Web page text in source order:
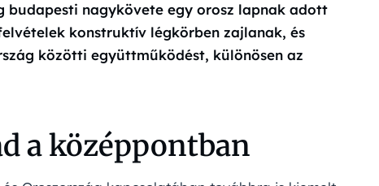
budapesti nagykövete egy orosz lapnak adott
konstruktív légkörben zajlanak, és
közötti együttműködést, különösen az
a középpontban